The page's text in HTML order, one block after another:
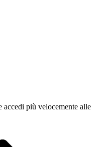
accedi più velocemente alle